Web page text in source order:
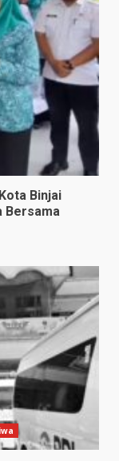
Binjai
Bersama